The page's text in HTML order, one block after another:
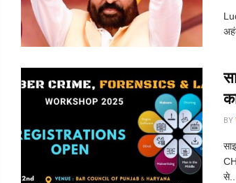
BY
से...